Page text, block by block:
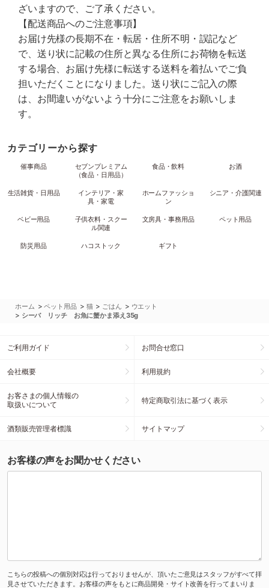
ざいますので、ご了承ください。
【配送商品へのご注意事項】
お届け先様の長期不在・転居・住所不明・誤記など
で、送り状に記載の住所と異なる住所にお荷物を転送
する場合、お届け先様に転送する送料を着払いでご負
担いただくことになりました。送り状にご記入の際
は、お間違いがないよう十分にご注意をお願いしま
す。
カテゴリーから探す
催事商品
セブンプレミアム
（食品・日用品）
食品・飲料 お酒
生活雑貨・日用品
インテリア・家
具・家電
ホームファッショ
ン
シニア・介護関連
ベビー用品
子供衣料・スクー
ル関連
文房具・事務用品 ペット用品
防災用品 ハコストック ギフト
ホーム >ペット用品 > 猫 > ごはん > ウエット
> シーバ リッチ お魚に蟹かま添え35g
ご利用ガイド お問合せ窓口
会社概要 利用規約
お客さまの個人情報の
取扱いについて
特定商取引法に基づく表示
酒類販売管理者標識 サイトマップ
お客様の声をお聞かせください
こちらの投稿への個別対応は行っておりませんが、頂いたご意見はスタッフがすべて拝
見させていただきます。お客様の声をもとに商品開発・サイト改善を行ってまいりま